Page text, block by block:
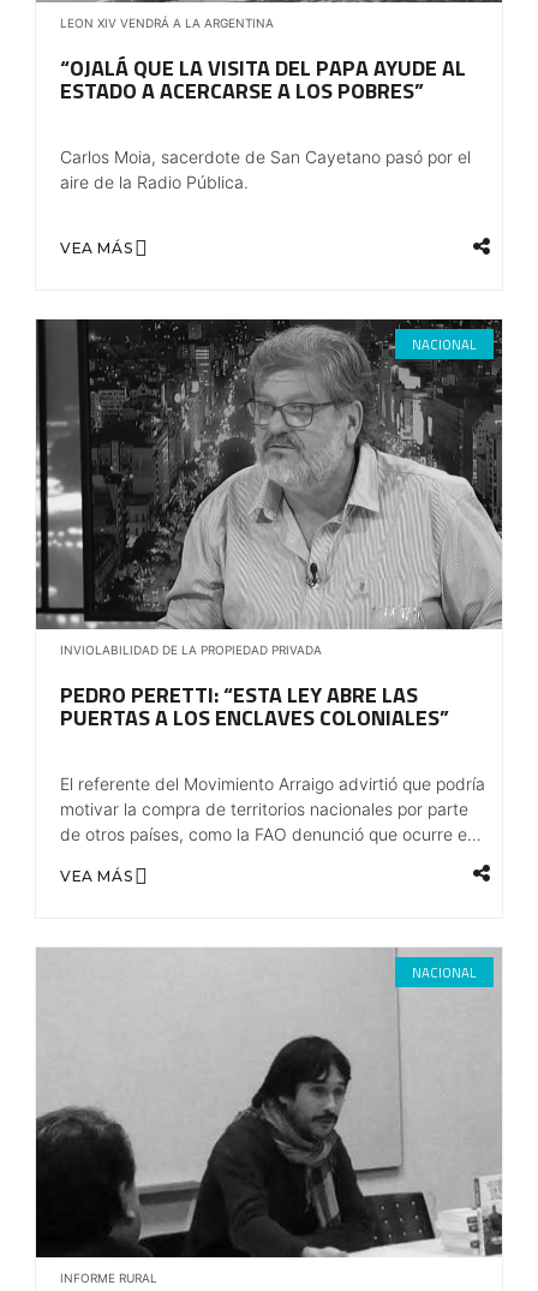
LEON XIV VENDRÁ A LA ARGENTINA
“OJALÁ QUE LA VISITA DEL PAPA AYUDE AL
ESTADO A ACERCARSE A LOS POBRES”
Carlos Moia, sacerdote de San Cayetano pasó por el
aire de la Radio Pública.
VEA MÁS
NACIONAL
INVIOLABILIDAD DE LA PROPIEDAD PRIVADA
PEDRO PERETTI: “ESTA LEY ABRE LAS
PUERTAS A LOS ENCLAVES COLONIALES”
El referente del Movimiento Arraigo advirtió que podría
motivar la compra de territorios nacionales por parte
de otros países, como la FAO denunció que ocurre en
VEA MÁS
NACIONAL
INFORME RURAL